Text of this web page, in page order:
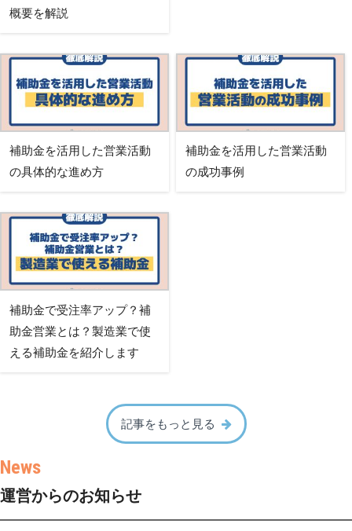
概要を解説
補助金を活用した営業活動
の具体的な進め方
補助金を活用した営業活動
の成功事例
補助金で受注率アップ？補
助金営業とは？製造業で使
える補助金を紹介します
記事をもっと見る
運営からのお知らせ